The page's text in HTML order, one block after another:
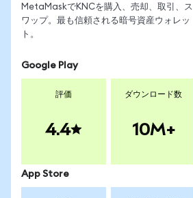
MetaMaskでKNCを購入、売却、取引、ス
ワップ。最も信頼される暗号資産ウォレッ
ト。
Google Play
評価
4.4
ダウンロード数
10M+
App Store